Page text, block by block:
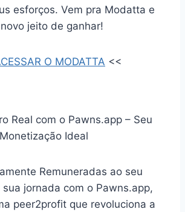
esforços. Vem pra Modatta e
jeito de ganhar!
O MODATTA <<
Real com o Pawns.app – Seu
Ideal
Remuneradas ao seu
jornada com o Pawns.app,
peer2profit que revoluciona a